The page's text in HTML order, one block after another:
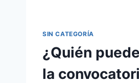
SIN CATEGORÍA
¿Quién
la